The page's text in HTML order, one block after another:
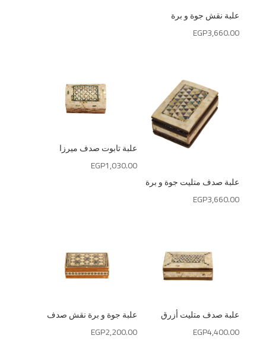
علبة نقش جوة و برة
EGP3,660.00
علبة تابوت صدف ميرزا
EGP1,030.00
علبة صدف متليت جوة و برة
EGP3,660.00
علبة جوة و برة نقش صدف
EGP2,200.00
علبة صدف متليت أزرق
EGP4,400.00